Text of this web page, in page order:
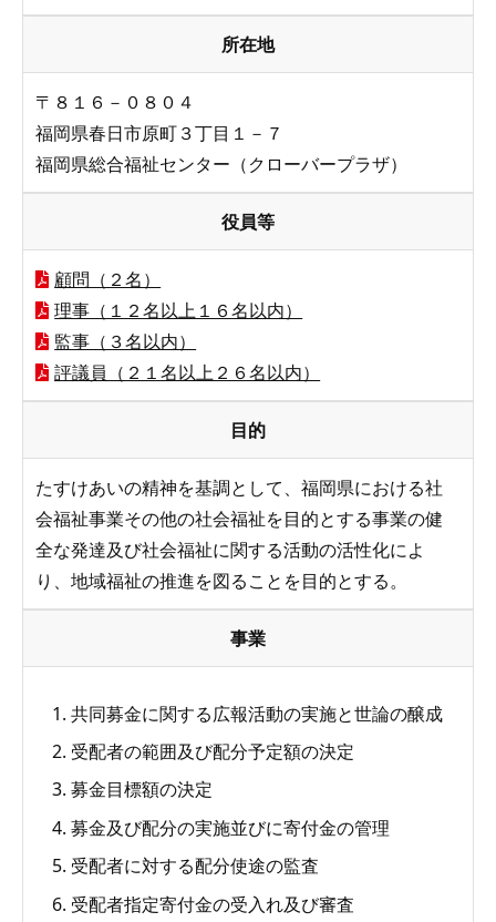
所在地
〒８１６－０８０４
福岡県春日市原町３丁目１－７
福岡県総合福祉センター（クローバープラザ）
役員等
顧問（２名）
理事（１２名以上１６名以内）
監事（３名以内）
評議員（２１名以上２６名以内）
目的
たすけあいの精神を基調として、福岡県における社
会福祉事業その他の社会福祉を目的とする事業の健
全な発達及び社会福祉に関する活動の活性化によ
り、地域福祉の推進を図ることを目的とする。
事業
共同募金に関する広報活動の実施と世論の醸成
受配者の範囲及び配分予定額の決定
募金目標額の決定
募金及び配分の実施並びに寄付金の管理
受配者に対する配分使途の監査
受配者指定寄付金の受入れ及び審査